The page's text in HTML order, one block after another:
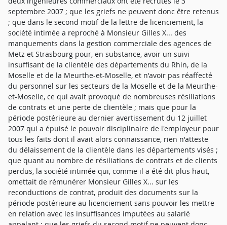
septembre 2007 ; que les griefs ne peuvent donc être retenus
; que dans le second motif de la lettre de licenciement, la
société intimée a reproché à Monsieur Gilles X... des
manquements dans la gestion commerciale des agences de
Metz et Strasbourg pour, en substance, avoir un suivi
insuffisant de la clientèle des départements du Rhin, de la
Moselle et de la Meurthe-et-Moselle, et n'avoir pas réaffecté
du personnel sur les secteurs de la Moselle et de la Meurthe-
et-Moselle, ce qui avait provoqué de nombreuses résiliations
de contrats et une perte de clientèle ; mais que pour la
période postérieure au dernier avertissement du 12 juillet
2007 qui a épuisé le pouvoir disciplinaire de l'employeur pour
tous les faits dont il avait alors connaissance, rien n'atteste
du délaissement de la clientèle dans les départements visés ;
que quant au nombre de résiliations de contrats et de clients
perdus, la société intimée qui, comme il a été dit plus haut,
omettait de rémunérer Monsieur Gilles X... sur les
reconductions de contrat, produit des documents sur la
période postérieure au licenciement sans pouvoir les mettre
en relation avec les insuffisances imputées au salarié